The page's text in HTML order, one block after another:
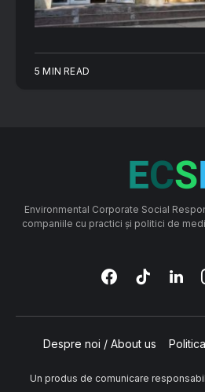
5 MIN READ
Environmental Corporate Social
companiile cu practici și politici de
Despre noi / About us
Un produs de comunicare